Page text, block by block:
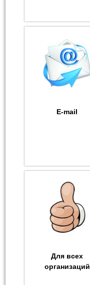
E-mail
Для всех
организаций